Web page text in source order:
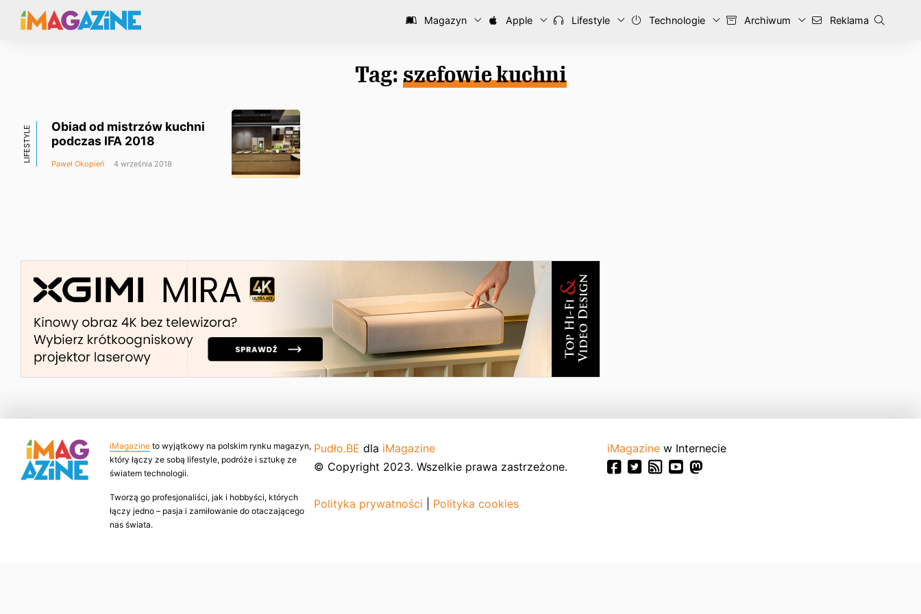
Magazyn Apple Lifestyle Technologie Archiwum Reklama
Tag: szefowie kuchni
LIFESTYLE
Obiad od mistrzów kuchni
podczas IFA 2018
Paweł Okopień 4 września 2018
iMagazine to wyjątkowy na polskim rynku magazyn,
który łączy ze sobą lifestyle, podróże i sztukę ze
światem technologii.
Tworzą go profesjonaliści, jak i hobbyści, których
łączy jedno – pasja i zamiłowanie do otaczającego
nas świata.
Pudło.BE dla iMagazine
© Copyright 2023. Wszelkie prawa zastrzeżone.
Polityka prywatności Polityka cookies
iMagazine w Internecie